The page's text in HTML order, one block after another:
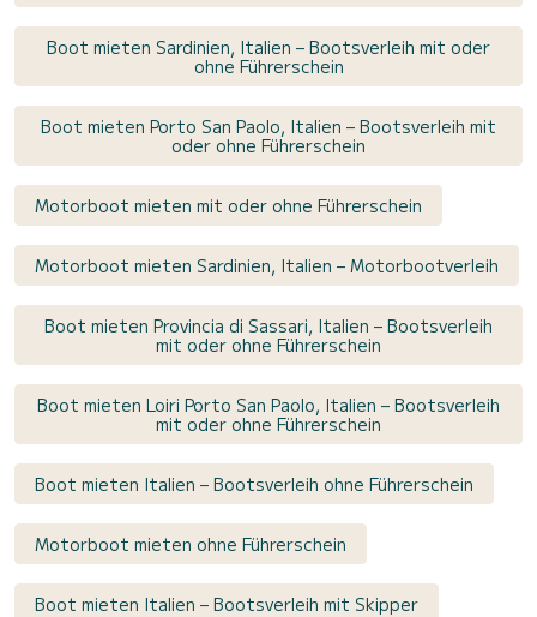
Boot mieten Sardinien, Italien – Bootsverleih mit oder
ohne Führerschein
Boot mieten Porto San Paolo, Italien – Bootsverleih mit
oder ohne Führerschein
Motorboot mieten mit oder ohne Führerschein
Motorboot mieten Sardinien, Italien – Motorbootverleih
Boot mieten Provincia di Sassari, Italien – Bootsverleih
mit oder ohne Führerschein
Boot mieten Loiri Porto San Paolo, Italien – Bootsverleih
mit oder ohne Führerschein
Boot mieten Italien – Bootsverleih ohne Führerschein
Motorboot mieten ohne Führerschein
Boot mieten Italien – Bootsverleih mit Skipper